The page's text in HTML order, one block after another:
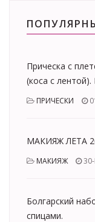
Прическа с
(коса с
ПРИЧЕСКИ
МАКИЯЖ ЛЕТА
МАКИЯЖ
Болгарский
спицами.